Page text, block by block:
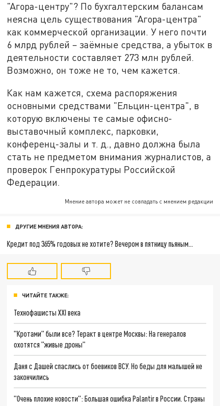
"Агора-центру"? По бухгалтерским балансам
неясна цель существования "Агора-центра"
как коммерческой организации. У него почти
6 млрд рублей – заёмные средства, а убыток в
деятельности составляет 273 млн рублей.
Возможно, он тоже не то, чем кажется.
Как нам кажется, схема распоряжения
основными средствами "Ельцин-центра", в
которую включены те самые офисно-
выставочный комплекс, парковки,
конференц-залы и т. д., давно должна была
стать не предметом внимания журналистов, а
проверок Генпрокуратуры Российской
Федерации.
Мнение автора может не совпадать с мнением редакции
ДРУГИЕ МНЕНИЯ АВТОРА:
Кредит под 365% годовых не хотите? Вечером в пятницу пьяным...
ЧИТАЙТЕ ТАКЖЕ:
Технофашисты XXI века
"Кротами" были все? Теракт в центре Москвы: На генералов
охотятся "живые дроны"
Даня с Дашей спаслись от боевиков ВСУ. Но беды для малышей не
закончились
"Очень плохие новости": Большая ошибка Palantir в России. Страны